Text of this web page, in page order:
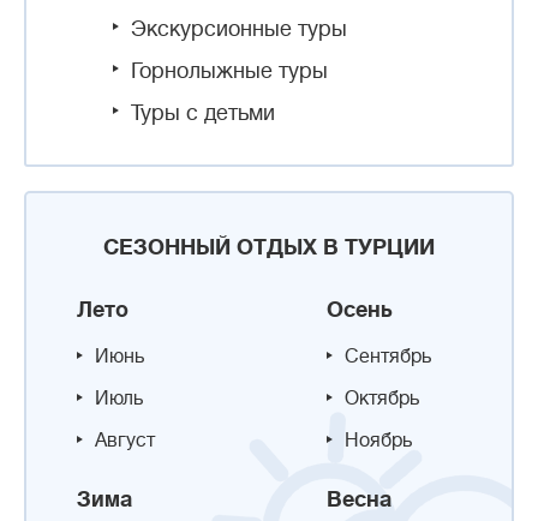
Экскурсионные туры
Горнолыжные туры
Туры с детьми
СЕЗОННЫЙ ОТДЫХ В ТУРЦИИ
Лето
Июнь
Июль
Август
Осень
Сентябрь
Октябрь
Ноябрь
Зима Весна